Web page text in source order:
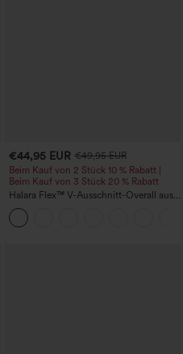
+1
€44,95 EUR €49,95 EUR
Beim Kauf von 2 Stück 10 % Rabatt |
Beim Kauf von 3 Stück 20 % Rabatt
Halara Flex™ V-Ausschnitt-Overall aus
gewaschenem Denim mit Taschen –
lässig